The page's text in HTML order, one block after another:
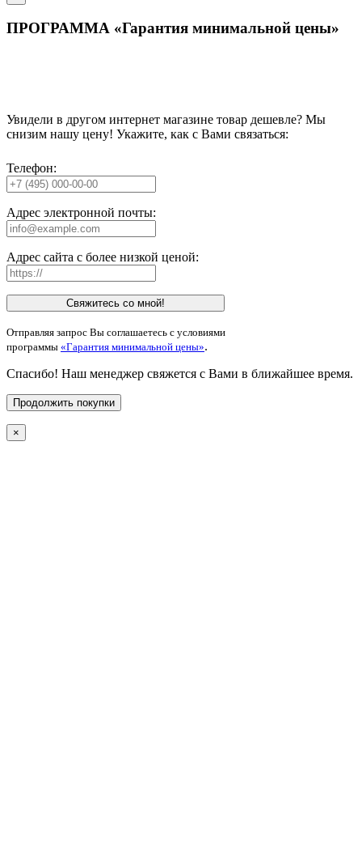
ПРОГРАММА «Гарантия минимальной цены»
Увидели в другом интернет магазине товар дешевле? Мы
снизим нашу цену! Укажите, как с Вами связаться:
Телефон:
Адрес электронной почты:
Адрес сайта с более низкой ценой:
Свяжитесь со мной!
Отправляя запрос Вы соглашаетесь с условиями
программы «Гарантия минимальной цены».
Спасибо! Наш менеджер свяжется с Вами в ближайшее время.
Продолжить покупки
×